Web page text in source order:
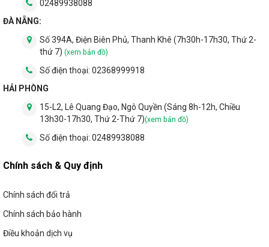
02489938088
ĐÀ NẴNG:
Số 394A, Điện Biên Phủ, Thanh Khê (7h30h-17h30, Thứ 2-
thứ 7) (xem bản đồ)
Số điện thoại: 02368999918
HẢI PHÒNG
15-L2, Lê Quang Đạo, Ngô Quyền (Sáng 8h-12h, Chiều
13h30-17h30, Thứ 2-Thứ 7)(xem bản đồ)
Số điện thoại: 02489938088
Chính sách & Quy định
Chính sách đổi trả
Chính sách bảo hành
Điều khoản dịch vụ